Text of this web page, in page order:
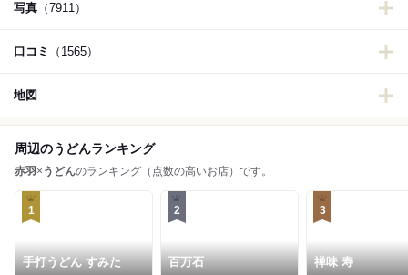
写真 （7911）
口コミ （1565）
地図
周辺のうどんランキング
赤羽 × うどんのランキング（点数の高いお店）です。
1
手打うどん すみた
2
百万石
3
禅味 寿